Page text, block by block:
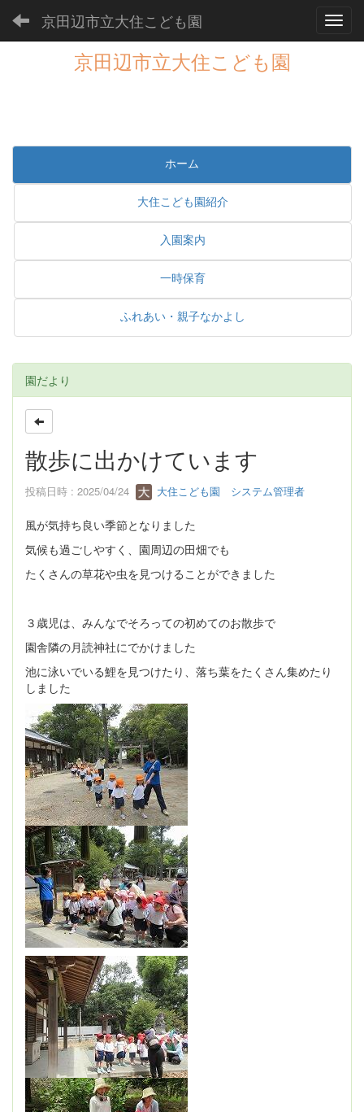
京田辺市立大住こども園
京田辺市立大住こども園
ホーム
大住こども園紹介
入園案内
一時保育
ふれあい・親子なかよし
園だより
散歩に出かけています
投稿日時 : 2025/04/24 大住こども園 システム管理者
風が気持ち良い季節となりました
気候も過ごしやすく、園周辺の田畑でも
たくさんの草花や虫を見つけることができました
３歳児は、みんなでそろっての初めてのお散歩で
園舎隣の月読神社にでかけました
池に泳いでいる鯉を見つけたり、落ち葉をたくさん集めたり
しました